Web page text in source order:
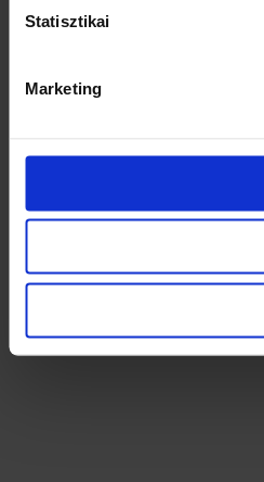
Statisztikai
Marketing